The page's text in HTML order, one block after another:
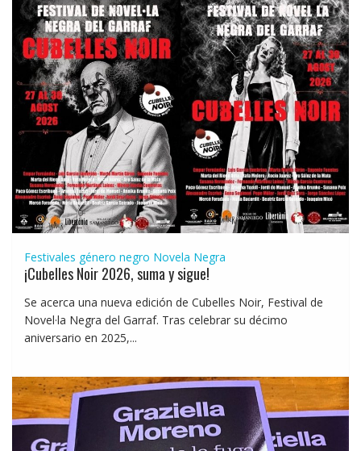
Festivales género negro Novela Negra
¡Cubelles Noir 2026, suma y sigue!
Se acerca una nueva edición de Cubelles Noir, Festival de
Novel·la Negra del Garraf. Tras celebrar su décimo
aniversario en 2025,...